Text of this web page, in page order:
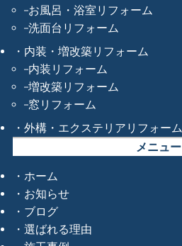
お風呂・浴室リフォーム
洗面台リフォーム
内装・増改築リフォーム
内装リフォーム
増改築リフォーム
窓リフォーム
外構・エクステリアリフォーム
メニュー
ホーム
お知らせ
ブログ
選ばれる理由